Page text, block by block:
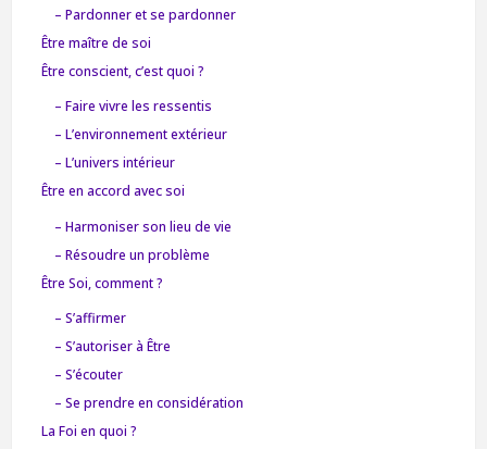
– Pardonner et se pardonner
Être maître de soi
Être conscient, c’est quoi ?
– Faire vivre les ressentis
– L’environnement extérieur
– L’univers intérieur
Être en accord avec soi
– Harmoniser son lieu de vie
– Résoudre un problème
Être Soi, comment ?
– S’affirmer
– S’autoriser à Être
– S’écouter
– Se prendre en considération
La Foi en quoi ?